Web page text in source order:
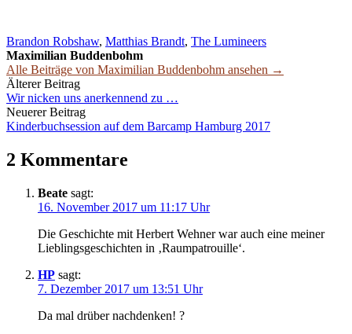
Brandon Robshaw, Matthias Brandt, The Lumineers
Maximilian Buddenbohm
Alle Beiträge von Maximilian Buddenbohm ansehen →
Beitrags-
Navigation
Älterer Beitrag
Wir nicken uns anerkennend zu …
Neuerer Beitrag
Kinderbuchsession auf dem Barcamp Hamburg 2017
2 Kommentare
Beate sagt:
16. November 2017 um 11:17 Uhr
Die Geschichte mit Herbert Wehner war auch eine meiner
Lieblingsgeschichten in ‚Raumpatrouille‘.
HP sagt:
7. Dezember 2017 um 13:51 Uhr
Da mal drüber nachdenken! ?